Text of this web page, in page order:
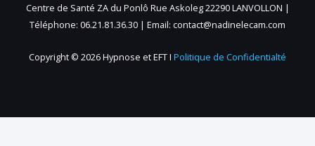
Centre de Santé ZA du Ponlô Rue Askoleg 22290 LANVOLLON |
Téléphone: 06.21.81.36.30 | Email: contact@nadinelecam.com
Copyright © 2026 Hypnose et EFT I Politique de Confidentialté